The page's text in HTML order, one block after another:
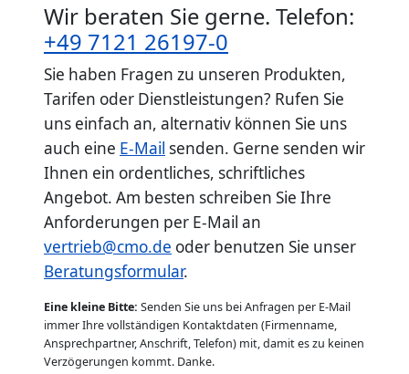
Wir beraten Sie gerne. Telefon:
+49 7121 26197-0
Sie haben Fragen zu unseren Produkten,
Tarifen oder Dienstleistungen? Rufen Sie
uns einfach an, alternativ können Sie uns
auch eine E-Mail senden. Gerne senden wir
Ihnen ein ordentliches, schriftliches
Angebot. Am besten schreiben Sie Ihre
Anforderungen per E-Mail an
vertrieb@cmo.de oder benutzen Sie unser
Beratungsformular.
Eine kleine Bitte: Senden Sie uns bei Anfragen per E-Mail
immer Ihre vollständigen Kontaktdaten (Firmenname,
Ansprechpartner, Anschrift, Telefon) mit, damit es zu keinen
Verzögerungen kommt. Danke.